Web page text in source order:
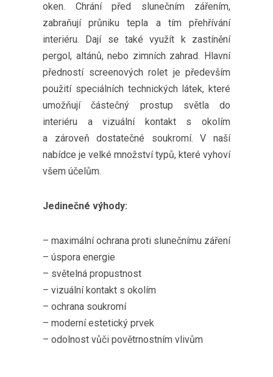
oken. Chrání před slunečním zářením,
zabraňují průniku tepla a tím přehřívání
interiéru. Dají se také využít k zastínění
pergol, altánů, nebo zimních zahrad. Hlavní
předností screenových rolet je především
použití speciálních technických látek, které
umožňují částečný prostup světla do
interiéru a vizuální kontakt s okolím
a zároveň dostatečné soukromí. V naší
nabídce je velké množství typů, které vyhoví
všem účelům.
Jedinečné výhody:
– maximální ochrana proti slunečnímu záření
– úspora energie
– světelná propustnost
– vizuální kontakt s okolím
– ochrana soukromí
– moderní estetický prvek
– odolnost vůči povětrnostním vlivům